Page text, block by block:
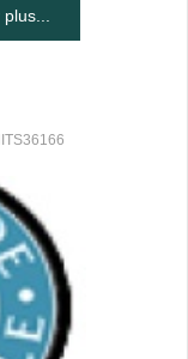
plus...